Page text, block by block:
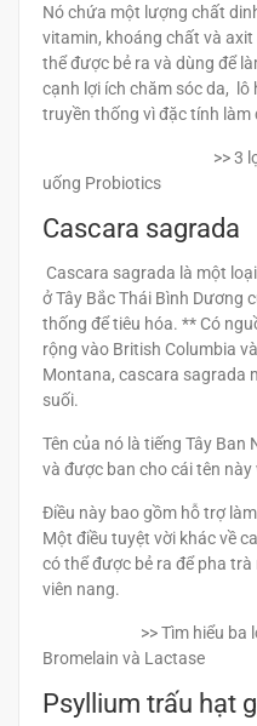
Nó chứa một lượng chất
vitamin, khoáng chất và
thể được bẻ ra và dùng để
cạnh lợi ích chăm sóc da,
truyền thống vì đặc tính
>> 3 lợi ích đáng
uống Probiotics
Cascara sagrada
Cascara sagrada là một
ở Tây Bắc Thái Bình Dương
thống để tiêu hóa. ** Có
rộng vào British Columbia
Montana, cascara sagrada
suối.
Tên của nó là tiếng Tây Ban
và được ban cho cái tên này
Điều này bao gồm hỗ trợ
Một điều tuyệt vời khác về
có thể được bẻ ra để pha
viên nang.
>> Tìm hiểu ba loại
Bromelain và Lactase
Psyllium trấu hạt